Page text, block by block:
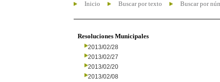
Inicio Buscar por texto Buscar por
Resoluciones Municipales
2013/02/28
2013/02/27
2013/02/20
2013/02/08